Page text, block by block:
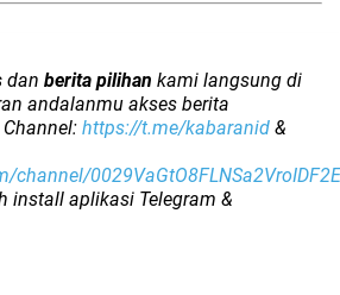
dan berita pilihan kami langsung di
andalanmu akses berita
https://t.me/kabaranid &
channel/0029VaGtO8FLNSa2VroIDF2E
install aplikasi Telegram &